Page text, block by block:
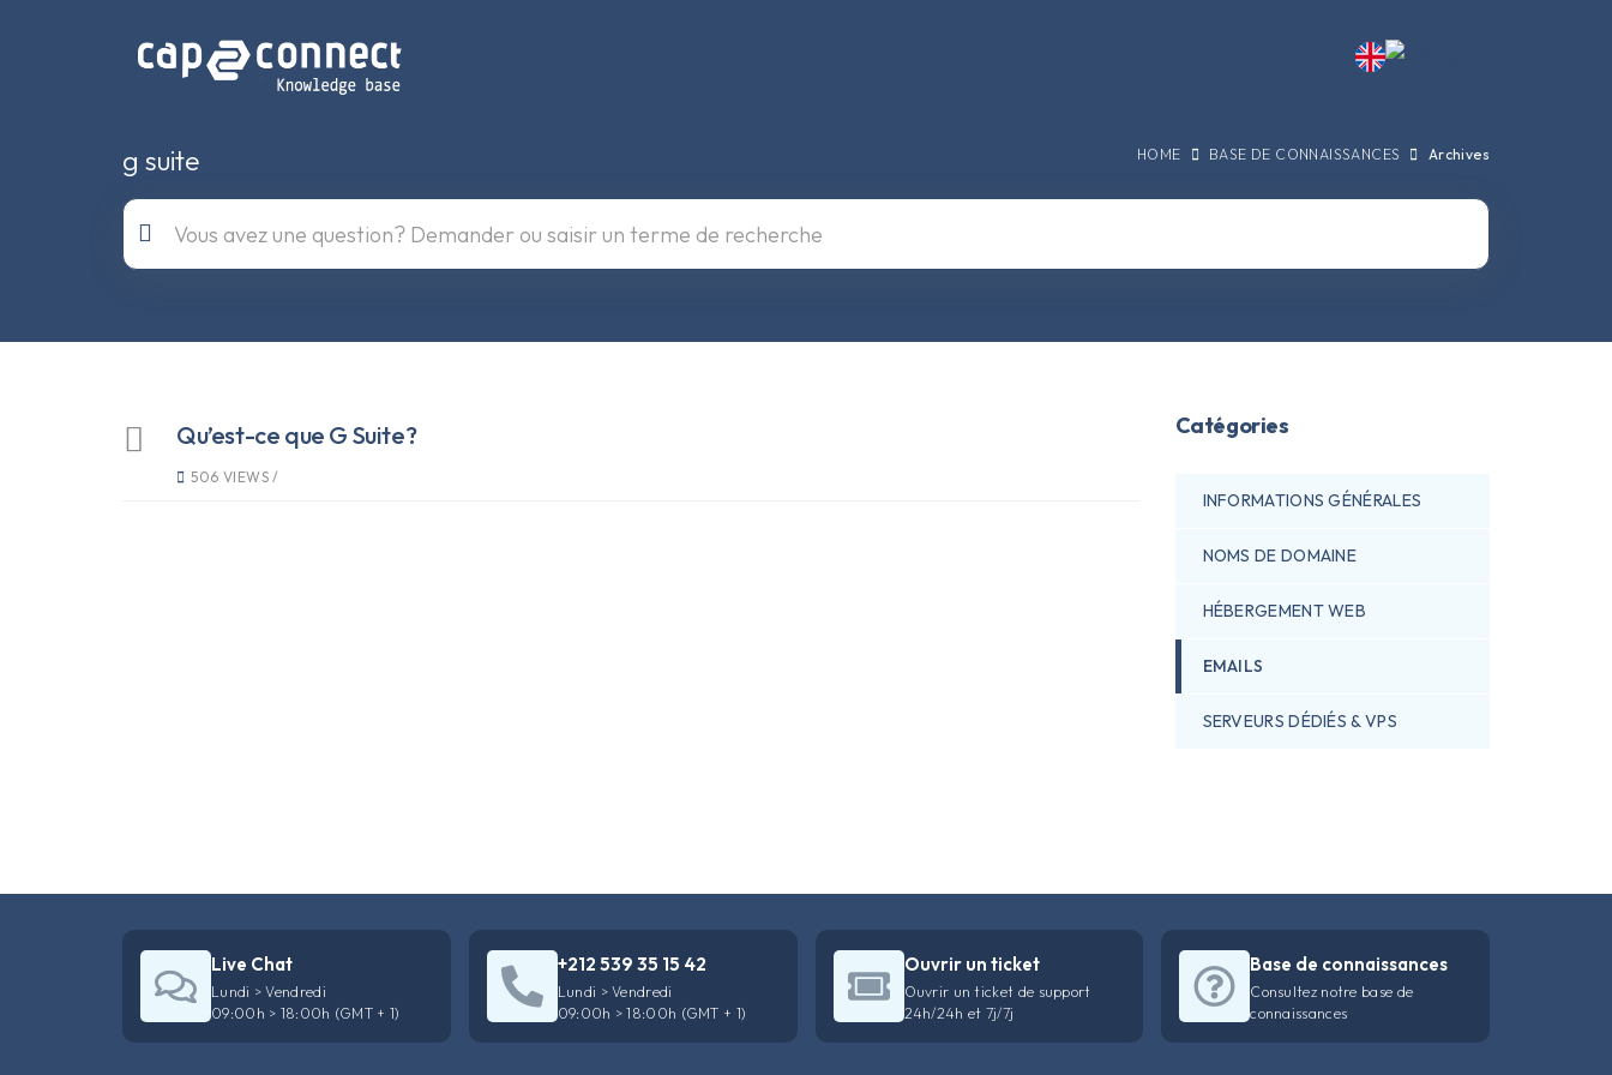
g suite HOME BASE DE CONNAISSANCES Archives
Qu’est-ce que G Suite?
506 VIEWS /
Catégories
INFORMATIONS GÉNÉRALES
NOMS DE DOMAINE
HÉBERGEMENT WEB
EMAILS
SERVEURS DÉDIÉS & VPS
Live Chat
Lundi > Vendredi
09:00h > 18:00h (GMT + 1)
+212 539 35 15 42
Lundi > Vendredi
09:00h > 18:00h (GMT + 1)
Ouvrir un ticket
Ouvrir un ticket de support
24h/24h et 7j/7j
Base de connaissances
Consultez notre base de
connaissances